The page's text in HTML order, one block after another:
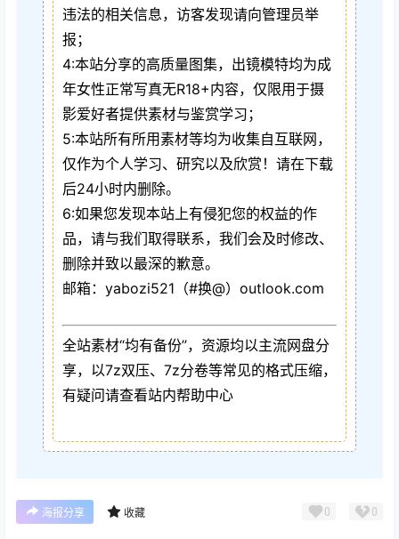
违法的相关信息，访客发现请向管理员举
报；
4:本站分享的高质量图集，出镜模特均为成
年女性正常写真无R18+内容，仅限用于摄
影爱好者提供素材与鉴赏学习；
5:本站所有所用素材等均为收集自互联网，
仅作为个人学习、研究以及欣赏！请在下载
后24小时内删除。
6:如果您发现本站上有侵犯您的权益的作
品，请与我们取得联系，我们会及时修改、
删除并致以最深的歉意。
邮箱：yabozi521（#换@）outlook.com
全站素材“均有备份”，资源均以主流网盘分
享，以7z双压、7z分卷等常见的格式压缩，
有疑问请查看站内帮助中心
海报分享 收藏 0 0